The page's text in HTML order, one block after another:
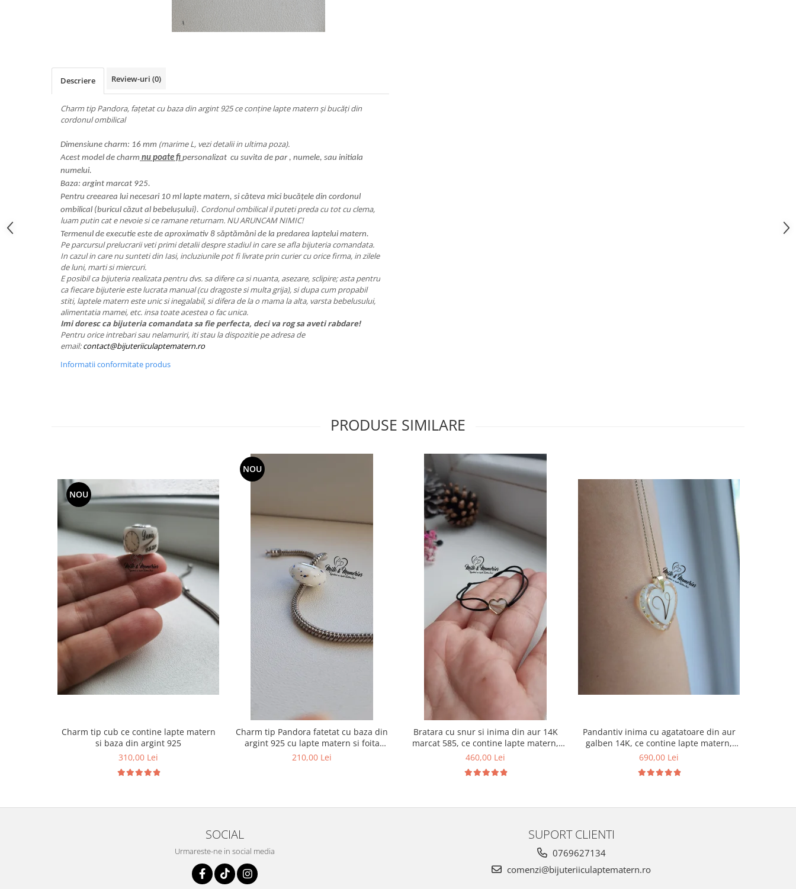
Descriere Review-uri (0)
Charm tip Pandora, fațetat cu baza din argint 925 ce conține lapte matern și bucăți din
cordonul ombilical
Dimensiune charm: 16 mm (marime L, vezi detalii in ultima poza).
Acest model de charm nu poate fi personalizat cu suvita de par , numele, sau initiala
numelui.
Baza: argint marcat 925.
Pentru creearea lui necesari 10 ml lapte matern, si câteva mici bucățele din cordonul
ombilical (buricul căzut al bebelușului). Cordonul ombilical il puteti preda cu tot cu clema,
luam putin cat e nevoie si ce ramane returnam. NU ARUNCAM NIMIC!
Termenul de executie este de aproximativ 8 săptămâni de la predarea laptelui matern.
Pe parcursul prelucrarii veti primi detalii despre stadiul in care se afla bijuteria comandata.
In cazul in care nu sunteti din Iasi, incluziunile pot fi livrate prin curier cu orice firma, in zilele
de luni, marti si miercuri.
E posibil ca bijuteria realizata pentru dvs. sa difere ca si nuanta, asezare, sclipire; asta pentru
ca fiecare bijuterie este lucrata manual (cu dragoste si multa grija), si dupa cum propabil
stiti, laptele matern este unic si inegalabil, si difera de la o mama la alta, varsta bebelusului,
alimentatia mamei, etc. insa toate acestea o fac unica.
Imi doresc ca bijuteria comandata sa fie perfecta, deci va rog sa aveti rabdare!
Pentru orice intrebari sau nelamuriri, iti stau la dispozitie pe adresa de
email:contact@bijuteriiculaptematern.ro
Informatii conformitate produs
PRODUSE SIMILARE
NOU
Charm tip cub ce contine lapte matern
si baza din argint 925
310,00 Lei
NOU
Charm tip Pandora fatetat cu baza din
argint 925 cu lapte matern si foita
decorativa
210,00 Lei
Bratara cu snur si inima din aur 14K
marcat 585, ce contine lapte matern,
suvita de par si foita aurie
460,00 Lei
Pandantiv inima cu agatatoare din aur
galben 14K, ce contine lapte matern,
suvita bebelusului in forma de initiala si
690,00 Lei
SOCIAL
Urmareste-ne in social media
SUPORT CLIENTI
0769627134
comenzi@bijuteriiculaptematern.ro